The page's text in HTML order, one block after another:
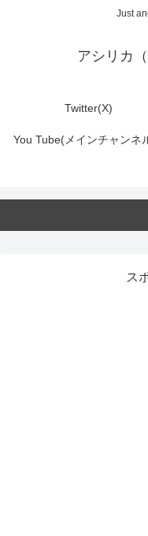
Just
アシリカ
Twitter(X)
You Tube(メインチャンネ
ス